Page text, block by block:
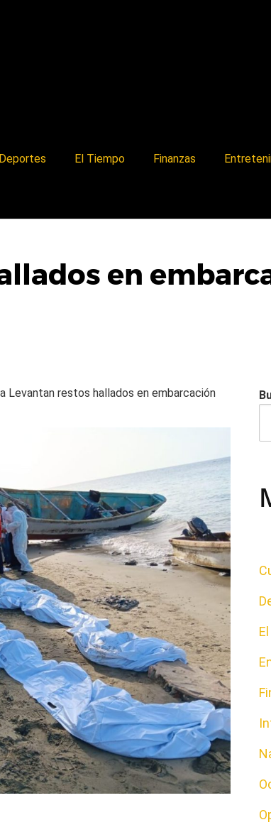
Deportes El Tiempo Finanzas
en
Levantan restos hallados en embarcación